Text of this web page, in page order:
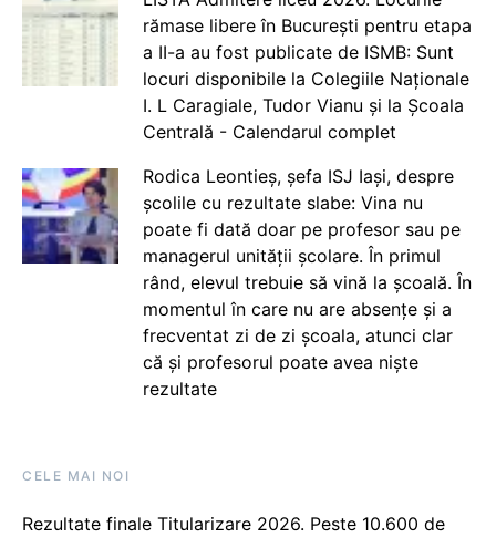
rămase libere în București pentru etapa
a II-a au fost publicate de ISMB: Sunt
locuri disponibile la Colegiile Naționale
I. L Caragiale, Tudor Vianu și la Școala
Centrală - Calendarul complet
Rodica Leontieș, șefa ISJ Iași, despre
școlile cu rezultate slabe: Vina nu
poate fi dată doar pe profesor sau pe
managerul unității școlare. În primul
rând, elevul trebuie să vină la școală. În
momentul în care nu are absențe și a
frecventat zi de zi școala, atunci clar
că și profesorul poate avea niște
rezultate
CELE MAI NOI
Rezultate finale Titularizare 2026. Peste 10.600 de